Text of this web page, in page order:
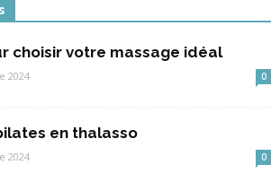
choisir votre massage idéal
2024 0
en thalasso
2024 0